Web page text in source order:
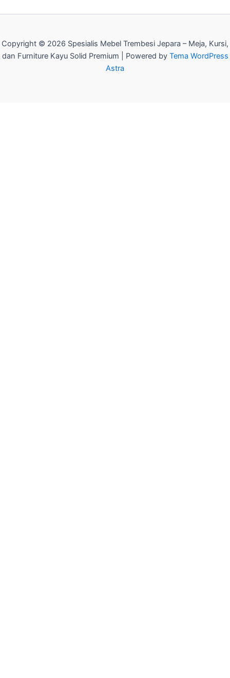
Copyright © 2026 Spesialis Mebel Trembesi Jepara – Meja, Kursi,
dan Furniture Kayu Solid Premium | Powered by Tema WordPress
Astra